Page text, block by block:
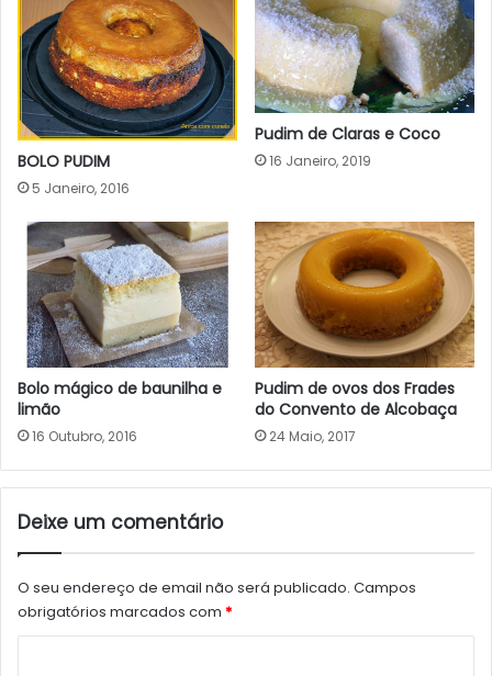
BOLO PUDIM
5 Janeiro, 2016
Pudim de Claras e Coco
16 Janeiro, 2019
Bolo mágico de baunilha e
limão
16 Outubro, 2016
Pudim de ovos dos Frades
do Convento de Alcobaça
24 Maio, 2017
Deixe um comentário
O seu endereço de email não será publicado. Campos
obrigatórios marcados com *